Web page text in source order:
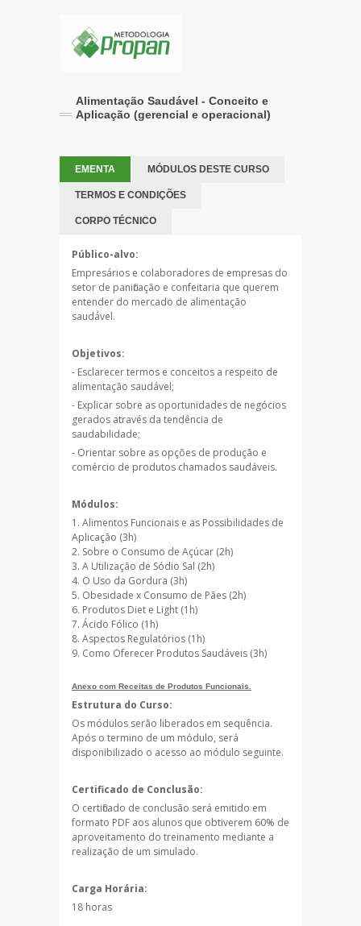
Alimentação Saudável - Conceito e
Aplicação (gerencial e operacional)
EMENTA MÓDULOS DESTE CURSO
TERMOS E CONDIÇÕES
CORPO TÉCNICO
Público-alvo:
Empresários e colaboradores de empresas do
setor de panificação e confeitaria que querem
entender do mercado de alimentação
saudável.
Objetivos:
- Esclarecer termos e conceitos a respeito de
alimentação saudável;
- Explicar sobre as oportunidades de negócios
gerados através da tendência de
saudabilidade;
- Orientar sobre as opções de produção e
comércio de produtos chamados saudáveis.
Módulos:
Alimentos Funcionais e as Possibilidades de
Aplicação (3h)
Sobre o Consumo de Açúcar (2h)
A Utilização de Sódio Sal (2h)
O Uso da Gordura (3h)
Obesidade x Consumo de Pães (2h)
Produtos Diet e Light (1h)
Ácido Fólico (1h)
Aspectos Regulatórios (1h)
Como Oferecer Produtos Saudáveis (3h)
Anexo com Receitas de Produtos Funcionais.
Estrutura do Curso:
Os módulos serão liberados em sequência.
Após o termino de um módulo, será
disponibilizado o acesso ao módulo seguinte.
Certificado de Conclusão:
O certificado de conclusão será emitido em
formato PDF aos alunos que obtiverem 60% de
aproveitamento do treinamento mediante a
realização de um simulado.
Carga Horária:
18 horas